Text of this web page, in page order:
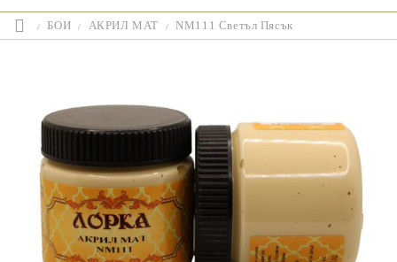
БОИ АКРИЛ МАТ NM111 Светъл Пясък